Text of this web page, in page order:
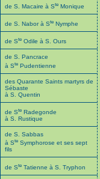
de S. Macaire à Ste Monique
de S. Nabor à Ste Nymphe
de Ste Odile à S. Ours
de S. Pancrace
à Ste Pudentienne
des Quarante Saints martyrs de
Sébaste
à S. Quentin
de Ste Radegonde
à S. Rustique
de S. Sabbas
à Ste Symphorose et ses sept
fils
de Ste Tatienne à S. Tryphon